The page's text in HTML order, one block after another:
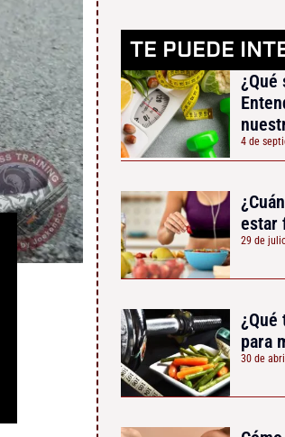
TE PUEDE
¿Qué
4 de
estar
29 de
para
30 de